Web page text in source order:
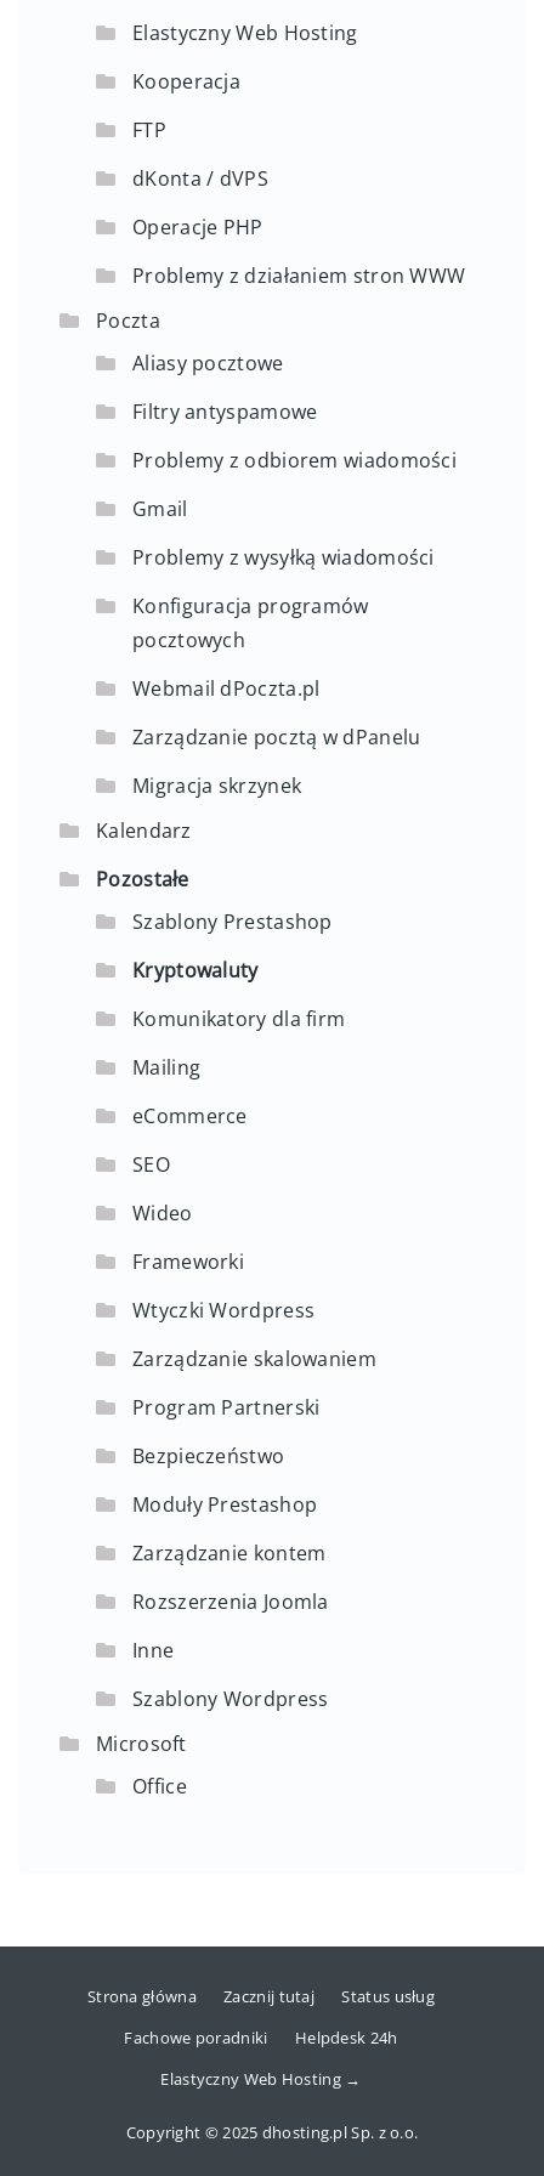
Elastyczny Web Hosting
Kooperacja
FTP
dKonta / dVPS
Operacje PHP
Problemy z działaniem stron WWW
Poczta
Aliasy pocztowe
Filtry antyspamowe
Problemy z odbiorem wiadomości
Gmail
Problemy z wysyłką wiadomości
Konfiguracja programów
pocztowych
Webmail dPoczta.pl
Zarządzanie pocztą w dPanelu
Migracja skrzynek
Kalendarz
Pozostałe
Szablony Prestashop
Kryptowaluty
Komunikatory dla firm
Mailing
eCommerce
SEO
Wideo
Frameworki
Wtyczki Wordpress
Zarządzanie skalowaniem
Program Partnerski
Bezpieczeństwo
Moduły Prestashop
Zarządzanie kontem
Rozszerzenia Joomla
Inne
Szablony Wordpress
Microsoft
Office
Strona główna Zacznij tutaj
Status usług
Fachowe poradniki
Helpdesk 24h
Elastyczny Web Hosting →
Copyright © 2025 dhosting.pl Sp. z o.o.